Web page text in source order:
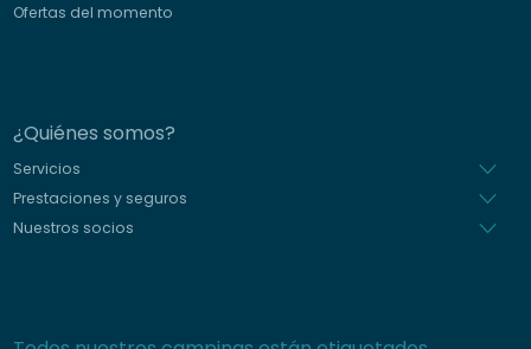
Ofertas del momento
¿Quiénes somos?
Servicios
Prestaciones y seguros
Nuestros socios